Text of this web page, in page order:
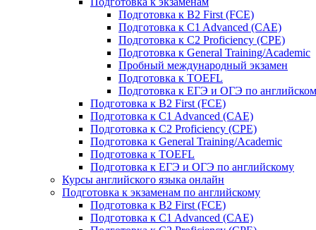
Подготовка к B2 First (FCE)
Подготовка к C1 Advanced (CAE)
Подготовка к C2 Proficiency (CPE)
Подготовка к General Training/Academic
Пробный международный экзамен
Подготовка к TOEFL
Подготовка к ЕГЭ и ОГЭ по
Подготовка к B2 First (FCE)
Подготовка к C1 Advanced (CAE)
Подготовка к C2 Proficiency (CPE)
Подготовка к General Training/Academic
Подготовка к TOEFL
Подготовка к ЕГЭ и ОГЭ по английскому
Курсы английского языка онлайн
Подготовка к экзаменам по английскому
Подготовка к B2 First (FCE)
Подготовка к C1 Advanced (CAE)